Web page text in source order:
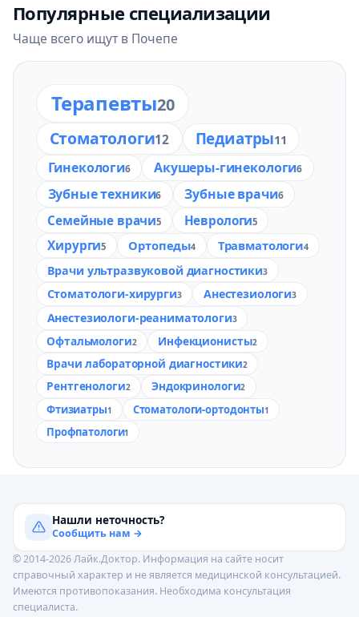
Популярные специализации
Чаще всего ищут в Почепе
Терапевты20
Стоматологи12 Педиатры11
Гинекологи6 Акушеры-гинекологи6
Зубные техники6 Зубные врачи6
Семейные врачи5 Неврологи5
Хирурги5 Ортопеды4 Травматологи4
Врачи ультразвуковой диагностики3
Стоматологи-хирурги3 Анестезиологи3
Анестезиологи-реаниматологи3
Офтальмологи2 Инфекционисты2
Врачи лабораторной диагностики2
Рентгенологи2 Эндокринологи2
Фтизиатры1 Стоматологи-ортодонты1
Профпатологи1
Нашли неточность?
Сообщить нам →
© 2014-2026 Лайк.Доктор. Информация на сайте носит
справочный характер и не является медицинской консультацией.
Имеются противопоказания. Необходима консультация
специалиста.